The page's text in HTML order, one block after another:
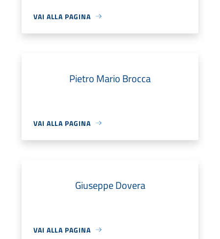
VAI ALLA PAGINA
Pietro Mario Brocca
VAI ALLA PAGINA
Giuseppe Dovera
VAI ALLA PAGINA